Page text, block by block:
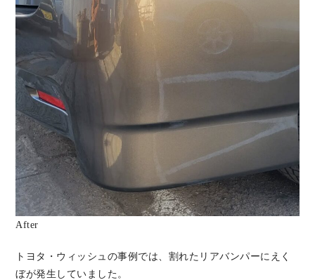
After
トヨタ・ウィッシュの事例では、割れたリアバンパーにえく
ぼが発生していました。